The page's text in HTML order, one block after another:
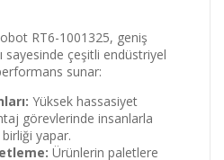
RT6-1001325, geniş
sayesinde çeşitli endüstriyel
sunar:
Yüksek hassasiyet
görevlerinde insanlarla
yapar.
Ürünlerin paletlere